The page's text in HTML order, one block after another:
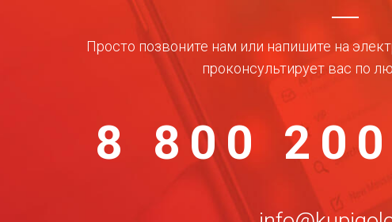
Просто позвоните нам или напишите на
проконсультирует вас по
8 800